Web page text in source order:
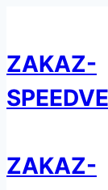
содержанию
ZAKAZ-
ZAKAZ-